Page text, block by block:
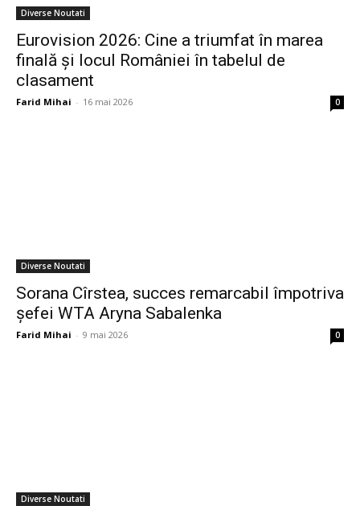
Diverse Noutati
Eurovision 2026: Cine a triumfat în marea
finală și locul României în tabelul de
clasament
Farid Mihai - 16 mai 2026 0
Diverse Noutati
Sorana Cîrstea, succes remarcabil împotriva
șefei WTA Aryna Sabalenka
Farid Mihai - 9 mai 2026 0
Diverse Noutati